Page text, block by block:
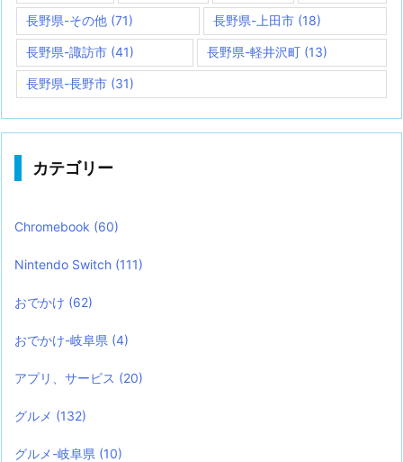
長野県-その他 (71) 長野県-上田市(18)
長野県-諏訪市 (41) 長野県-軽井沢町 (13)
長野県-長野市 (31)
カテゴリー
Chromebook (60)
Nintendo Switch (111)
おでかけ (62)
おでかけ-岐阜県 (4)
アプリ、サービス (20)
グルメ (132)
グルメ-岐阜県 (10)